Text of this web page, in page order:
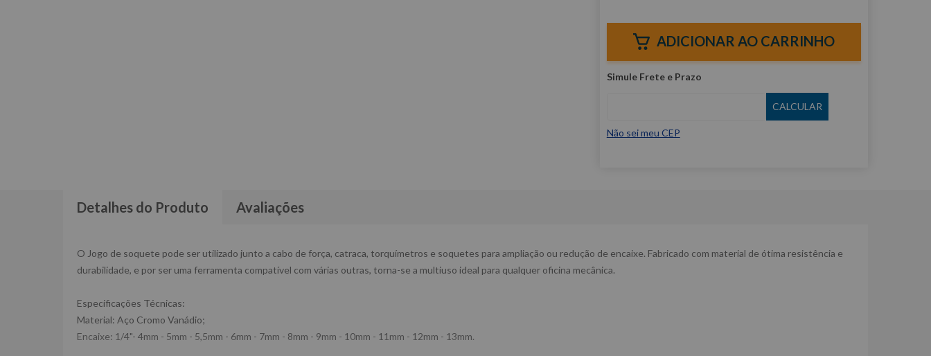
ADICIONAR AO CARRINHO
Não sei meu CEP
Detalhes do Produto Avaliações
O Jogo de soquete pode ser utilizado junto a cabo de força, catraca, torquímetros e soquetes para ampliação ou redução de encaixe. Fabricado com material de ótima resistência e
durabilidade, e por ser uma ferramenta compatível com várias outras, torna-se a multiuso ideal para qualquer oficina mecânica.
Especificações Técnicas:
Material: Aço Cromo Vanádio;
Encaixe: 1/4"- 4mm - 5mm - 5,5mm - 6mm - 7mm - 8mm - 9mm - 10mm - 11mm - 12mm - 13mm.